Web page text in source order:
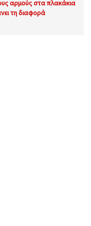
αρμούς στα πλακάκια
τη διαφορά